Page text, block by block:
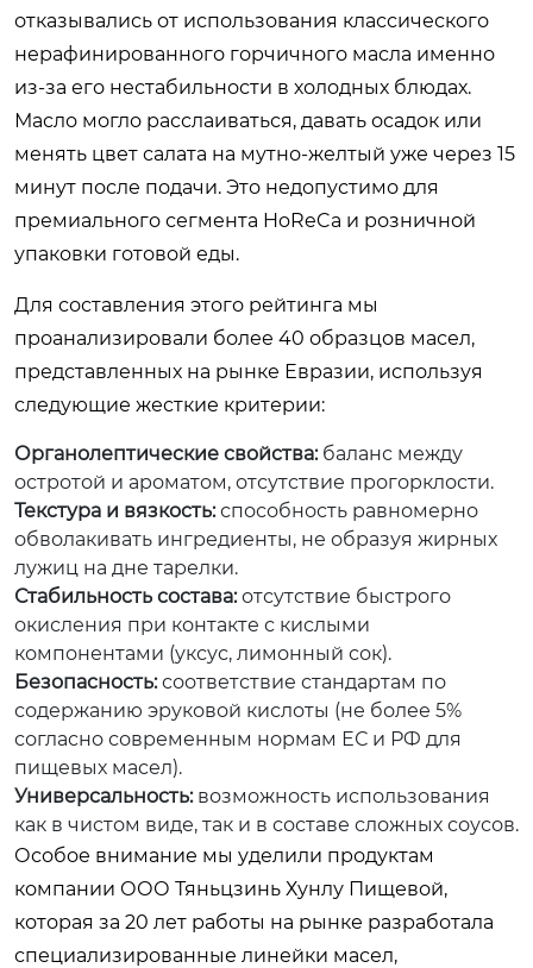
отказывались от использования классического
нерафинированного горчичного масла именно
из-за его нестабильности в холодных блюдах.
Масло могло расслаиваться, давать осадок или
менять цвет салата на мутно-желтый уже через 15
минут после подачи. Это недопустимо для
премиального сегмента HoReCa и розничной
упаковки готовой еды.
Для составления этого рейтинга мы
проанализировали более 40 образцов масел,
представленных на рынке Евразии, используя
следующие жесткие критерии:
Органолептические свойства:баланс между
остротой и ароматом, отсутствие прогорклости.
Текстура и вязкость:способность равномерно
обволакивать ингредиенты, не образуя жирных
лужиц на дне тарелки.
Стабильность состава:отсутствие быстрого
окисления при контакте с кислыми
компонентами (уксус, лимонный сок).
Безопасность:соответствие стандартам по
содержанию эруковой кислоты (не более 5%
согласно современным нормам ЕС и РФ для
пищевых масел).
Универсальность:возможность использования
как в чистом виде, так и в составе сложных соусов.
Особое внимание мы уделили продуктам
компании ООО Тяньцзинь Хунлу Пищевой,
которая за 20 лет работы на рынке разработала
специализированные линейки масел,